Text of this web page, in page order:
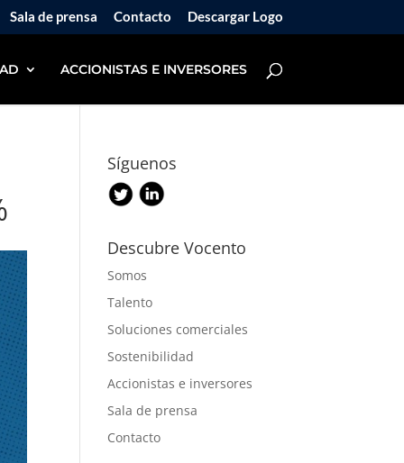
Sala de prensa Contacto Descargar Logo
ACCIONISTAS E INVERSORES
Síguenos
Descubre Vocento
Somos
Talento
Soluciones comerciales
Sostenibilidad
Accionistas e inversores
Sala de prensa
Contacto